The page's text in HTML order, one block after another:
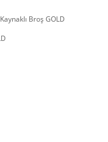
Broş GOLD